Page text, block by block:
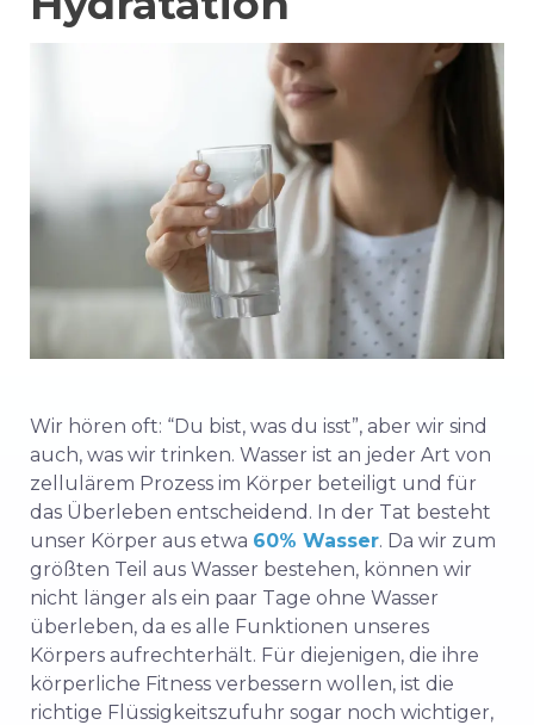
Wir hören oft: “Du bist, was du isst”, aber wir sind
auch, was wir trinken. Wasser ist an jeder Art von
zellulärem Prozess im Körper beteiligt und für
das Überleben entscheidend. In der Tat besteht
unser Körper aus etwa 60% Wasser. Da wir zum
größten Teil aus Wasser bestehen, können wir
nicht länger als ein paar Tage ohne Wasser
überleben, da es alle Funktionen unseres
Körpers aufrechterhält. Für diejenigen, die ihre
körperliche Fitness verbessern wollen, ist die
richtige Flüssigkeitszufuhr sogar noch wichtiger,